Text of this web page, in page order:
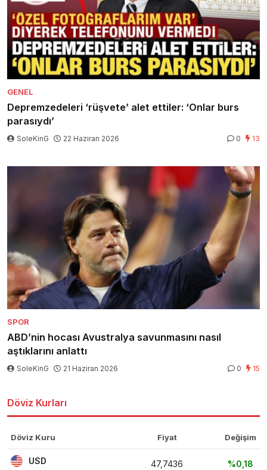
GENEL
Depremzedeleri ‘rüşvete’ alet ettiler: ‘Onlar burs
parasıydı’
SoleKinG 22 Haziran 2026 0 13
SPOR
ABD’nin hocası Avustralya savunmasını nasıl
aştıklarını anlattı
SoleKinG 21 Haziran 2026 0 15
Döviz Kurları
Döviz Kuru Fiyat Değişim
USD 47,7436 %0,18